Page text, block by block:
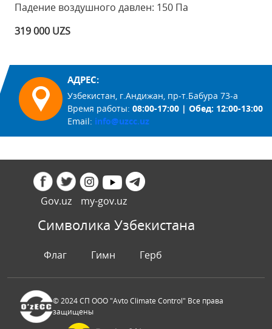
Падение воздушного давлен: 150 Па
319 000 UZS
Gov.uz my-gov.uz
АДРЕС:
Узбекистан, г.Андижан, пр-т.Бабура 73-а
Время работы: 08:00-17:00 | Обед: 12:00-13:00
Email: info@uzcc.uz
Символика Узбекистана
Флаг Гимн Герб
© 2024 СП ООО "Avto Climate Control" Все права
защищены